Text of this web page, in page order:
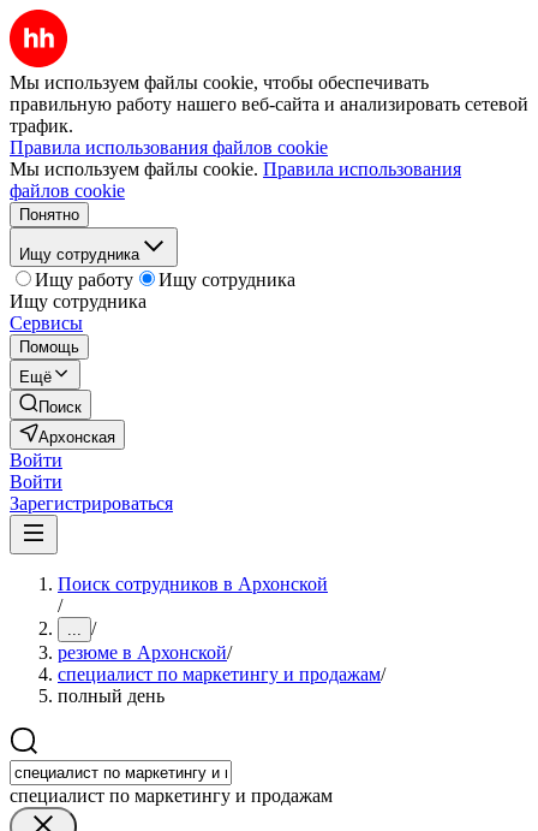
Мы используем файлы cookie, чтобы обеспечивать
правильную работу нашего веб-сайта и анализировать сетевой
трафик.
Правила использования файлов cookie
Мы используем файлы cookie. Правила использования
файлов cookie
Понятно
Ищу сотрудника
Ищу работу
Ищу сотрудника
Ищу сотрудника
Сервисы
Помощь
Ещё
Поиск
Архонская
Войти
Войти
Зарегистрироваться
Поиск сотрудников в Архонской
/
... /
резюме в Архонской/
специалист по маркетингу и продажам/
полный день
специалист по маркетингу и продажам